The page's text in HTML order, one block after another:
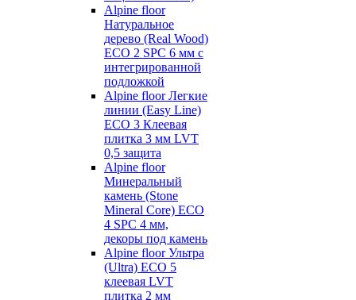
Alpine floor
Натуральное
дерево (Real Wood)
ECO 2 SPC 6 мм с
интегрированной
подложкой
Alpine floor Легкие
линии (Easy Line)
ECO 3 Клеевая
плитка 3 мм LVT
0,5 защита
Alpine floor
Минеральный
камень (Stone
Mineral Core) ECO
4 SPC 4 мм,
декоры под камень
Alpine floor Ультра
(Ultra) ECO 5
клеевая LVT
плитка 2 мм